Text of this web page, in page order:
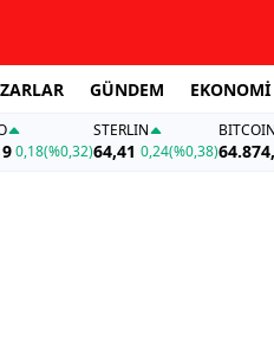
GÜNDEM EKONOMİ
0,18(%0,32)
STERLIN
64,41 0,24(%0,38)
BITCOIN